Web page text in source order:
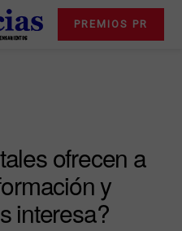
PREMIOS PR
ofrecen a
y
interesa?